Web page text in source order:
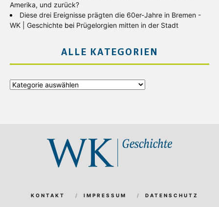
Amerika, und zurück?
Diese drei Ereignisse prägten die 60er-Jahre in Bremen -
WK | Geschichte bei Prügelorgien mitten in der Stadt
ALLE KATEGORIEN
Alle
KONTAKT IMPRESSUM DATENSCHUTZ